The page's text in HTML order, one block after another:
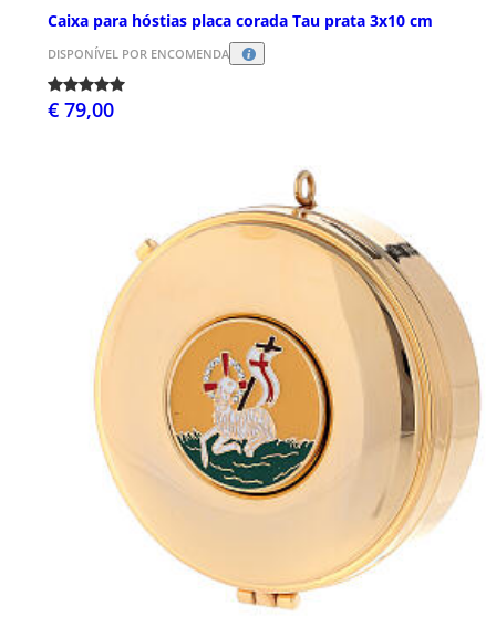
Caixa para hóstias placa corada Tau prata 3x10 cm
DISPONÍVEL POR ENCOMENDA
€ 79,00